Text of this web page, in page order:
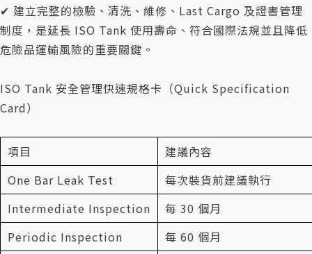
✔ 建立完整的檢驗、清洗、維修、Last Cargo 及證書管理
制度，是延長 ISO Tank 使用壽命、符合國際法規並且降低
危險品運輸風險的重要關鍵。
ISO Tank 安全管理快速規格卡（Quick Specification
Card）
項目
建議內容
One Bar Leak Test
每次裝貨前建議執行
Intermediate Inspection
每 30 個月
Periodic Inspection
每 60 個月